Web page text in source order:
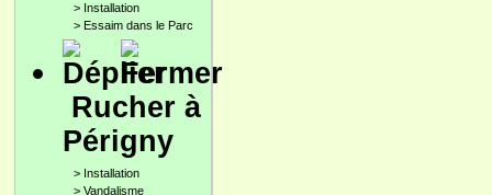
> Installation
> Essaim dans le Parc
Rucher à
Périgny
> Installation
> Vandalisme